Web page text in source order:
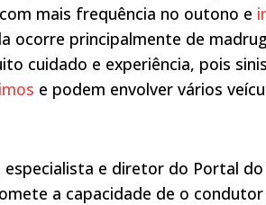
mais frequência no outono e
ocorre principalmente de
cuidado e experiência, pois
e podem envolver vários
especialista e diretor do Portal
a capacidade de o